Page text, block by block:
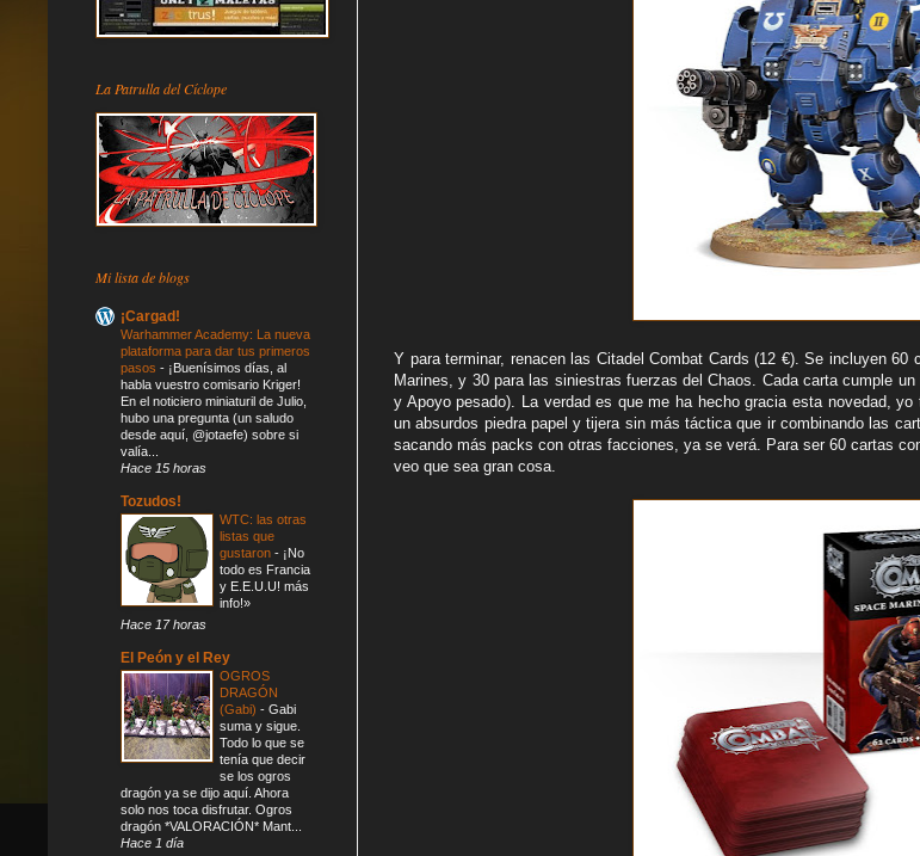
Y para terminar, renacen las Citadel Combat Cards (12 €). Se incluyen
Marines, y 30 para las siniestras fuerzas del Chaos. Cada carta cumple
y Apoyo pesado). La verdad es que me ha hecho gracia esta novedad,
un absurdos piedra papel y tijera sin más táctica que ir combinando las
sacando más packs con otras facciones, ya se verá. Para ser 60 cartas
veo que sea gran cosa.
La Patrulla del Cíclope
Mi lista de blogs
¡Cargad!
Warhammer Academy: La nueva
plataforma para dar tus primeros
pasos - ¡Buenísimos días, al
habla vuestro comisario Kriger!
En el noticiero miniaturil de Julio,
hubo una pregunta (un saludo
desde aquí, @jotaefe) sobre si
valía...
Hace 15 horas
Tozudos!
WTC: las otras
listas que
gustaron - ¡No
todo es Francia
y E.E.U.U! más
info!»
Hace 17 horas
El Peón y el Rey
OGROS
DRAGÓN
(Gabi) - Gabi
suma y sigue.
Todo lo que se
tenía que decir
se los ogros
dragón ya se dijo aquí. Ahora
solo nos toca disfrutar. Ogros
dragón *VALORACIÓN* Mant...
Hace 1 día